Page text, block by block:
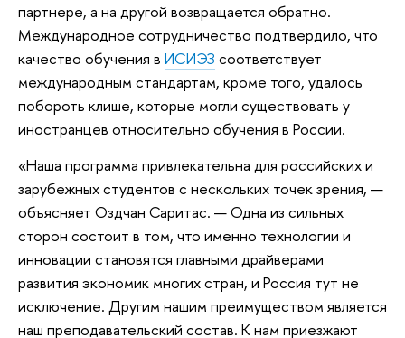
партнере, а на другой возвращается обратно.
Международное сотрудничество подтвердило, что
качество обучения в ИСИЭЗ соответствует
международным стандартам, кроме того, удалось
побороть клише, которые могли существовать у
иностранцев относительно обучения в России.
«Наша программа привлекательна для российских и
зарубежных студентов с нескольких точек зрения, —
объясняет Оздчан Саритас. — Одна из сильных
сторон состоит в том, что именно технологии и
инновации становятся главными драйверами
развития экономик многих стран, и Россия тут не
исключение. Другим нашим преимуществом является
наш преподавательский состав. К нам приезжают